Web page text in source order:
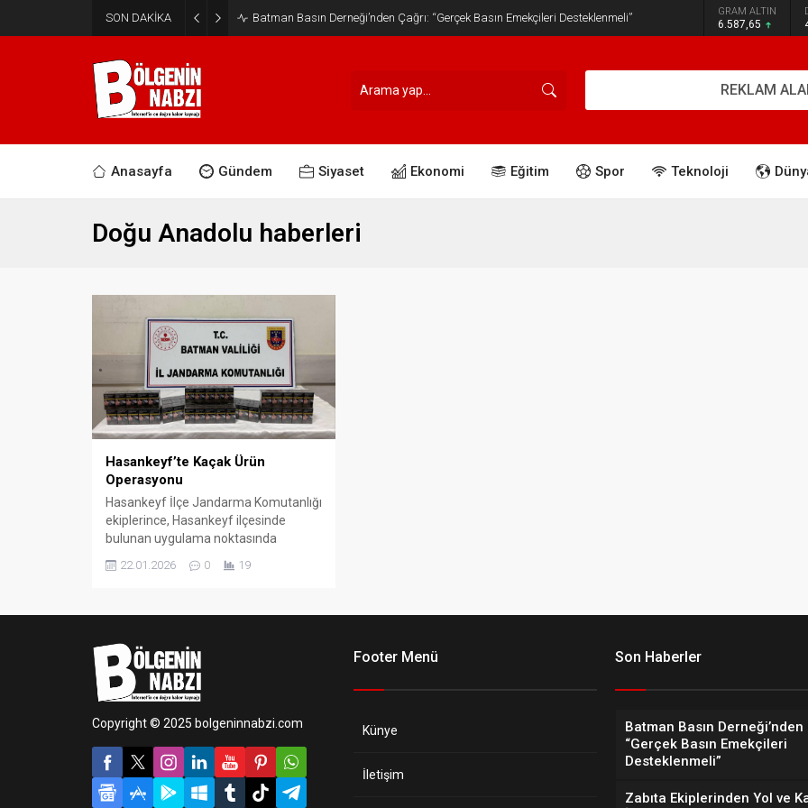
SON DAKİKA Batman Basın Derneği’nden Çağrı: “Gerçek Basın Emekçileri Desteklenmeli” GRAM ALTIN
6.587,65
REKLAM
Anasayfa Gündem Siyaset Ekonomi Eğitim Spor Teknoloji
Doğu Anadolu haberleri
Hasankeyf’te Kaçak Ürün
Operasyonu
Hasankeyf İlçe Jandarma Komutanlığı
ekiplerince, Hasankeyf ilçesinde
bulunan uygulama noktasında
araç durduruldu.
22.01.2026 0 19
Copyright © 2025 bolgeninnabzi.com
Footer Menü
Künye
İletişim
Son Haberler
Batman Basın Derneği’nden
“Gerçek Basın Emekçileri
Desteklenmeli”
Zabıta Ekiplerinden Yol ve